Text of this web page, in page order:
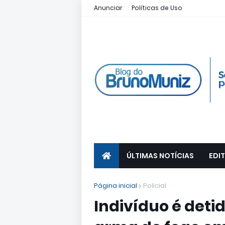
Anunciar Políticas de Uso
ÚLTIMAS NOTÍCIAS
Página inicial Policial
Indivíduo é